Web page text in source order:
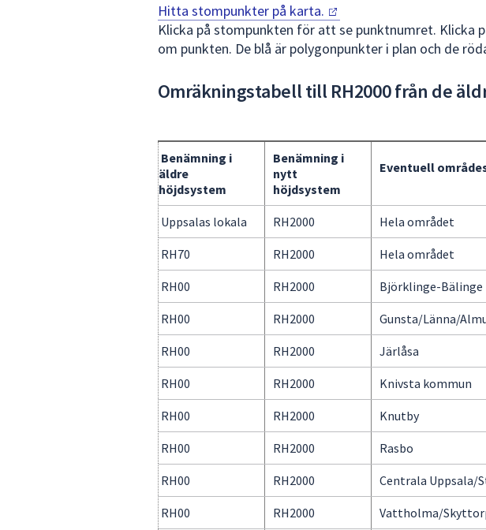
att
välja
något
dem.
Hitta stompunkter på karta.
Klicka på stompunkten för att se punktnumret. Klicka
om punkten. De blå är polygonpunkter i plan och de
Omräkningstabell till RH2000 från de
Benämning i
äldre
höjdsystem
Benämning i
nytt
höjdsystem
Eventuell
Uppsalas lokala RH2000 Hela området
RH70 RH2000 Hela området
RH00 RH2000 Björklinge-Bälinge
RH00 RH2000 Gunsta/Länna/
RH00 RH2000 Järlåsa
RH00 RH2000 Knivsta kommun
RH00 RH2000 Knutby
RH00 RH2000 Rasbo
RH00 RH2000 Centrala Uppsala/
RH00 RH2000 Vattholma/